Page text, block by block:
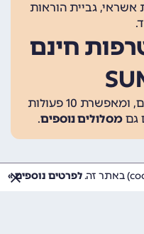
אשראי, גביית הוראות
חינם
ההצטרפות אינה כרוכה בתשלום, ומאפשרת 10 פעולות
גם מסלולים נוספים.
לפרטים נוספים »